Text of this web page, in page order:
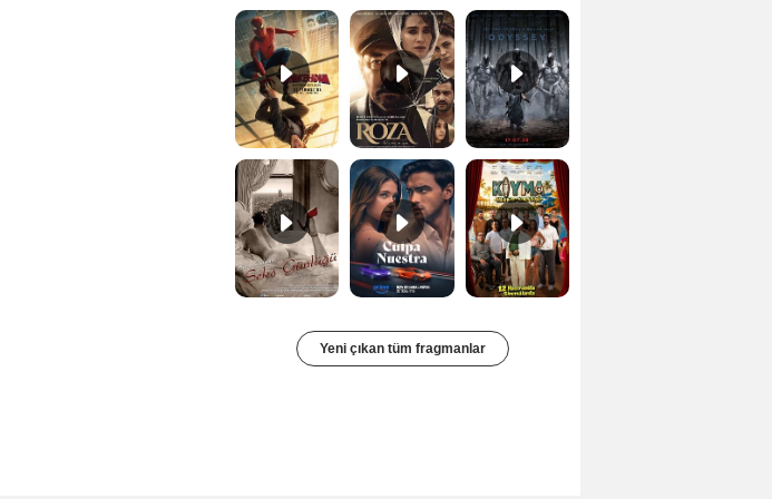
Bir Kadının Seks Günlüğü Orijinal Fragman Culpa nuestra Teaser Kıyma Fragman
Yeni çıkan tüm fragmanlar